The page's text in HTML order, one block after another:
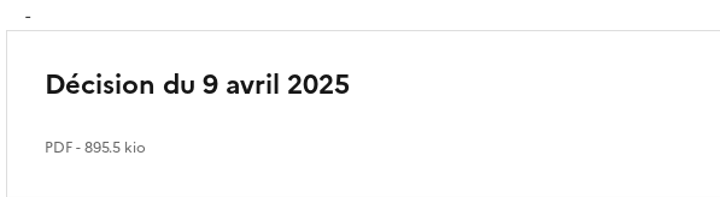
-
Décision du 9 avril 2025
PDF- 895.5 kio